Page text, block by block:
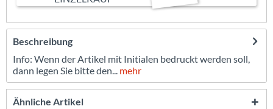
Beschreibung
Info: Wenn der Artikel mit Initialen bedruckt werden soll,
dann legen Sie bitte den... mehr
Ähnliche Artikel